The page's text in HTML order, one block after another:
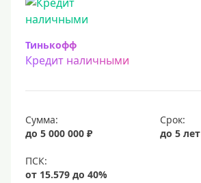
50 миллионов
Меньше 1 млн (руб)
15000 руб
18000 руб
20 тысяч
Тинькофф
Кредит наличными
Сумма:
до 5 000 000 ₽
Срок:
до 5 лет